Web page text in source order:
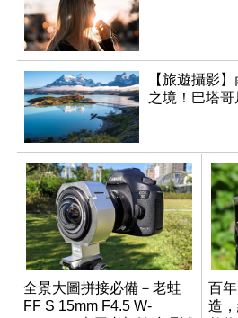
【旅遊攝影
之境！巴塔
全景大圖拼接必備－老蛙
FF S 15mm F4.5 W-
百
造